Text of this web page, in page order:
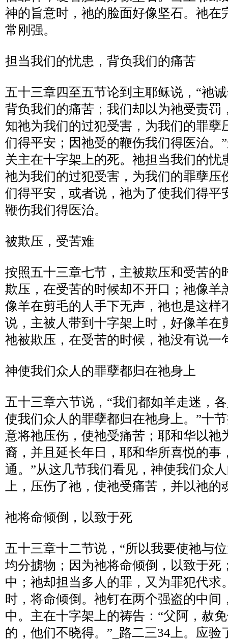
神的旨意时，祂的脸面好像坚石。祂在
常刚强。
担当我们的忧患，背负我们的痛苦
五十三章四至五节论到主耶稣说， “祂
背负我们的痛苦；我们却以为祂受责罚
知祂为我们的过犯受害，为我们的罪孽
们得平安；因祂受的鞭伤我们得医治。 ”
关主在十字架上的死。祂担当我们的忧
祂为我们的过犯受害，为我们的罪孽压
们得平安，或者说，祂为了使我们得平
鞭伤我们得医治。
被欺压，受苦难
按照五十三章七节，主被欺压和受苦的
欺压，在受苦的时候却不开口；祂像羊
像羊在剪毛的人手下无声，祂也是这样
说，主被人带到十字架上时，好像羊在
祂被欺压，在受苦的时候，祂没有说一
神使我们众人的罪孽都归在祂身上
五十三章六节说， “我们都如羊走迷，
使我们众人的罪孽都归在祂身上。 ”十
意将祂压伤，使祂受痛苦；耶和华以祂
裔，并且延长年日，耶和华所喜悦的事
通。 ”从这几节我们看见，神使我们众
上，压伤了祂，使祂受痛苦，并以祂的
祂将命倾倒，以致于死
五十三章十二节说， “所以我要使祂与
均分掳物；因为祂将命倾倒，以致于死
中；祂却担当多人的罪，又为罪犯代求
时，将命倾倒。祂钉在两个强盗的中间
中。主在十字架上的祷告： “父阿，赦
的，他们不晓得。 ”_ 路二三34 上。应